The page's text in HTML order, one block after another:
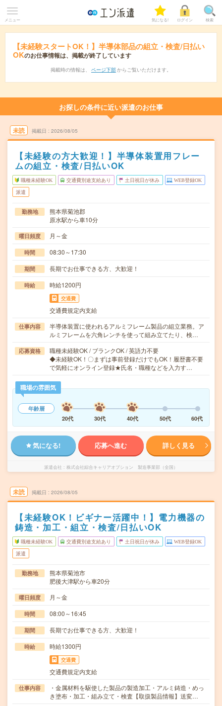
メニュー 気になる! ログイン 検索
【未経験スタートOK！】半導体部品の組立・検査/日払い
OKのお仕事情報は、掲載が終了しています
掲載時の情報は、 ページ下部 からご覧いただけます。
お探しの条件に近い派遣のお仕事
未読 掲載日 2026/08/05
【未経験の方大歓迎！】半導体装置用フレー
ムの組立・検査/日払いOK
職種未経験OK 交通費別途支給あり 土日祝日が休み WEB登録OK
派遣
勤務地
熊本県菊池郡
原水駅から車10分
曜日頻度 月～金
時間 08:30～17:30
期間 長期でお仕事できる方、大歓迎！
時給 時給1200円
交通費
交通費規定内支給
仕事内容
半導体装置に使われるアルミフレーム製品の組立業務。ア
ルミフレームを六角レンチを使って組み立てたり、検…
応募資格
職種未経験OK / ブランクOK / 英語力不要
◆未経験OK！〇まずは事前登録だけでもOK！履歴書不要
で気軽にオンライン登録★氏名・職種などを入力す…
職場の雰囲気
年齢層
20代
30代 40代 50代 60代
気になる! 応募へ進む 詳しく見る
派遣会社 株式会社綜合キャリアオプション 製造事業部（全国）
未読 掲載日 2026/08/05
【未経験OK！ビギナー活躍中！】電力機器の
鋳造・加工・組立・検査/日払いOK
職種未経験OK 交通費別途支給あり 土日祝日が休み WEB登録OK
派遣
勤務地
熊本県菊池市
肥後大津駅から車20分
曜日頻度 月～金
時間 08:00～16:45
期間 長期でお仕事できる方、大歓迎！
時給 時給1300円
交通費
交通費規定内支給
仕事内容
・金属材料を駆使した製品の製造加工・アルミ鋳造・めっ
き塗布・加工・組み立て・検査【取扱製品情報】送変…